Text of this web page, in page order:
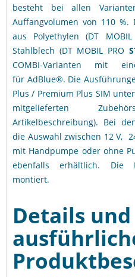
besteht bei allen
Auffangvolumen von 110 %.
aus Polyethylen (DT MOBIL
Stahlblech (DT MOBIL PRO
COMBI-Varianten mit
für AdBlue®. Die
Plus / Premium Plus SIM
mitgelieferten
Artikelbeschreibung). Bei
die Auswahl zwischen 12 V,
mit Handpumpe oder ohne
ebenfalls erhältlich. Die
montiert.
Details und